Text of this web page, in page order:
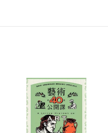
易解除權合理例外情事適用
所銷售之商品為電子書，
天市場，並於「我的訂單
後將為您辦理退款事宜。
退貨，恕無法以單支商品取
登入帳號
Login